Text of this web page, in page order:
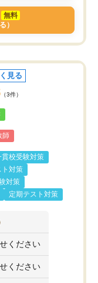
無料
）
見る
（3件）
師
校受験対策
ト対策
対策
定期テスト対策
ください
ください